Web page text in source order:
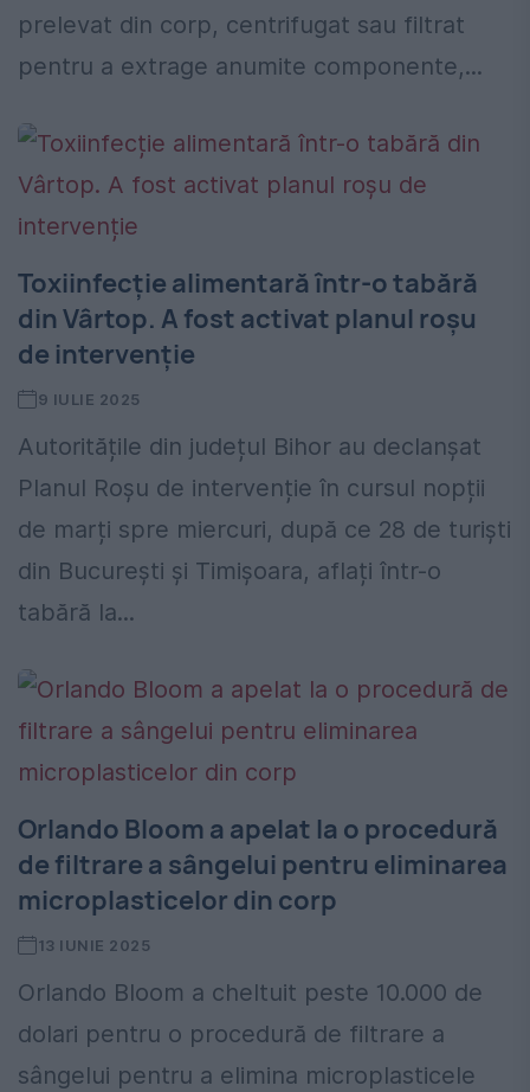
prelevat din corp, centrifugat sau filtrat
pentru a extrage anumite componente,...
Toxiinfecție alimentară într-o tabără
din Vârtop. A fost activat planul roșu
de intervenție
9 IULIE 2025
Autoritățile din județul Bihor au declanșat
Planul Roșu de intervenție în cursul nopții
de marți spre miercuri, după ce 28 de turiști
din București și Timișoara, aflați într-o
tabără la...
Orlando Bloom a apelat la o procedură
de filtrare a sângelui pentru eliminarea
microplasticelor din corp
13 IUNIE 2025
Orlando Bloom a cheltuit peste 10.000 de
dolari pentru o procedură de filtrare a
sângelui pentru a elimina microplasticele